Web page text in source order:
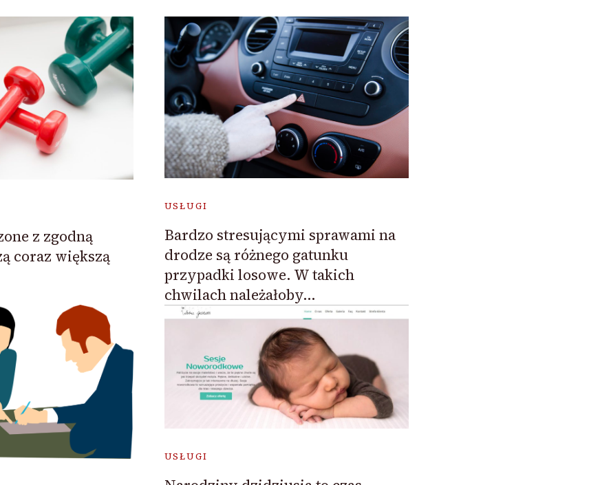
z zgodną
coraz większą
USŁUGI
Bardzo stresującymi sprawami na
drodze są różnego gatunku
przypadki losowe. W takich
chwilach należałoby…
USŁUGI